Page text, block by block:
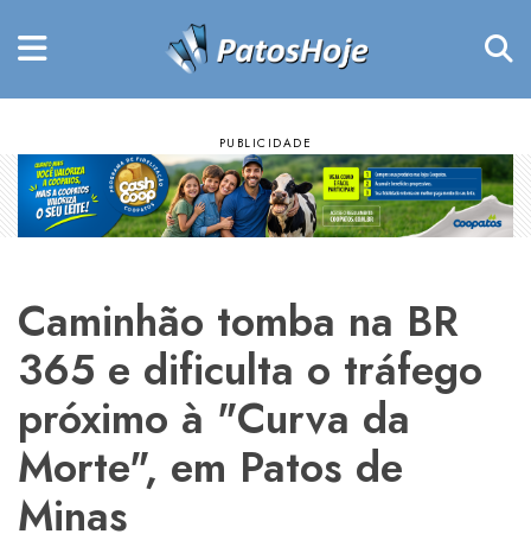
Caminhão tomba na BR
365 e dificulta o tráfego
próximo à "Curva da
Morte", em Patos de
Minas